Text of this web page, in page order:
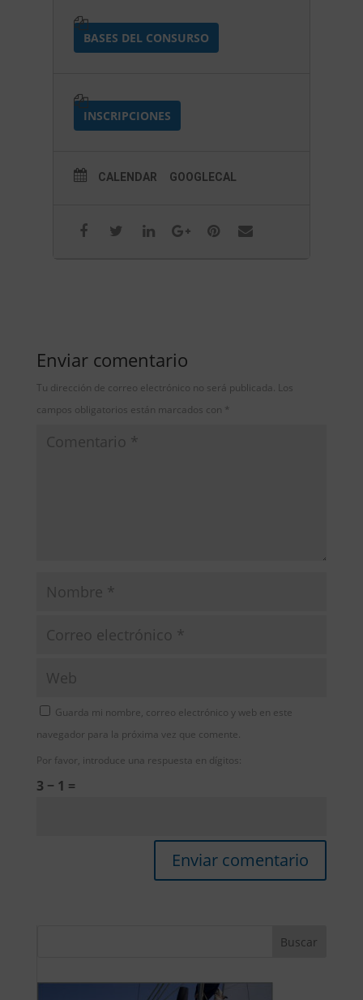
BASES DEL CONSURSO
INSCRIPCIONES
CALENDAR GOOGLECAL
Enviar comentario
Tu dirección de correo electrónico no será publicada. Los
campos obligatorios están marcados con *
Guarda mi nombre, correo electrónico y web en este
navegador para la próxima vez que comente.
Por favor, introduce una respuesta en dígitos:
3 − 1 =